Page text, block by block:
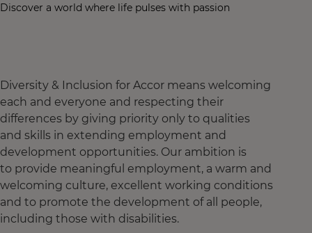
Discover a world where life pulses with passion
Diversity & Inclusion for Accor means welcoming
each and everyone and respecting their
differences by giving priority only to qualities
and skills in extending employment and
development opportunities. Our ambition is
to provide meaningful employment, a warm and
welcoming culture, excellent working conditions
and to promote the development of all people,
including those with disabilities.